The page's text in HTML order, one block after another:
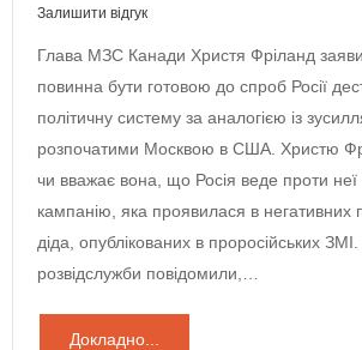
Залишити відгук
Глава МЗС Канади Христя Фріланд
повинна бути готовою до спроб Росії
політичну систему за аналогією із
розпочатими Москвою в США. Христю
чи вважає вона, що Росія веде проти неї
кампанію, яка проявилася в негативних
діда, опублікованих в проросійських
розвідслужби повідомили,…
Докладно...